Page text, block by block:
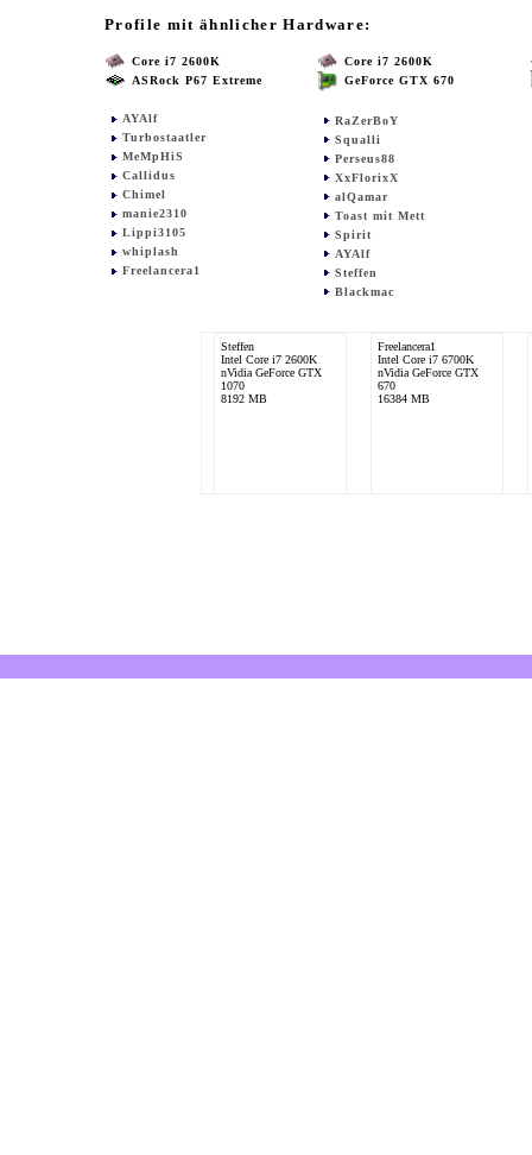
Profile mit ähnlicher Hardware:
Core i7 2600K
ASRock P67 Extreme
AYAlf
Turbostaatler
MeMpHiS
Callidus
Chimel
manie2310
Lippi3105
whiplash
Freelancera1
Core i7 2600K
GeForce GTX 670
RaZerBoY
Squalli
Perseus88
XxFlorixX
alQamar
Toast mit Mett
Spirit
AYAlf
Steffen
Blackmac
Steffen
Intel Core i7 2600K
nVidia GeForce GTX
1070
8192 MB
Freelancera1
Intel Core i7 6700K
nVidia GeForce GTX
670
16384 MB